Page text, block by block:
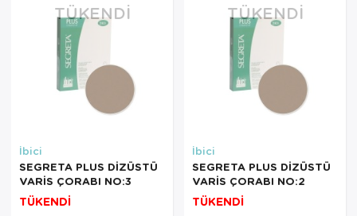
Ortopedi Ürünleri
Ortopedi Ürünleri
Ortopedi Ürünleri
Sarf Malzemeleri
Sarf Malzemeleri
TÜKENDI
İbici
SEGRETA PLUS DİZÜSTÜ
VARİS ÇORABI NO:3
TÜKENDİ
TÜKENDI
İbici
SEGRETA PLUS DİZÜSTÜ
VARİS ÇORABI NO:2
TÜKENDİ